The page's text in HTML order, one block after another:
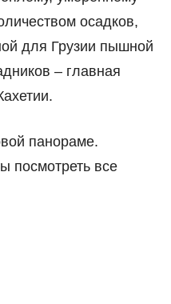
осадков,
для Грузии пышной
– главная
панораме.
посмотреть все